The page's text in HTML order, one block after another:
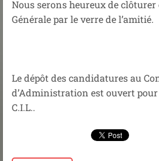
Nous serons heureux de clôturer
Générale par le verre de l’amitié.
Le dépôt des candidatures au
d’Administration est ouvert
C.I.L..